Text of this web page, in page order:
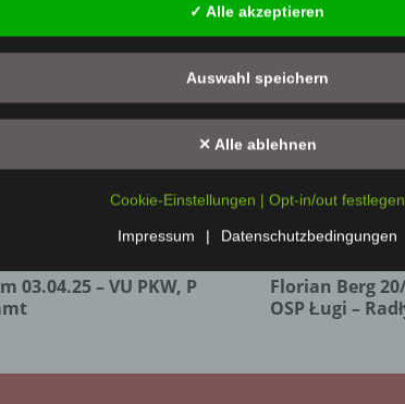
03.04.25 – VU PKW, P
Florian Berg
OSP Ługi –
✓ Alle akzeptieren
Auswahl speichern
✕ Alle ablehnen
Cookie-Einstellungen | Opt-in/out festlegen
Impressum | Datenschutzbedingungen